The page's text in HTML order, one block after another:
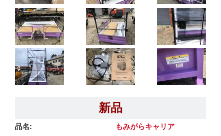
新品
品名
もみがらキャリア